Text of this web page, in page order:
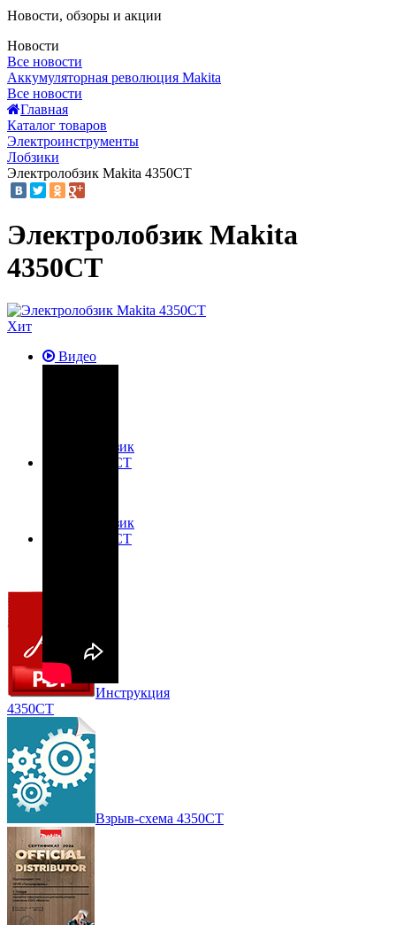
Новости, обзоры и акции
Новости
Все новости
Аккумуляторная революция Makita
Все новости
Главная
Каталог товаров
Электроинструменты
Лобзики
Электролобзик Makita 4350CT
Электролобзик Makita
4350CT
Хит
Видео
Инструкция
4350CT
Взрыв-схема 4350CT